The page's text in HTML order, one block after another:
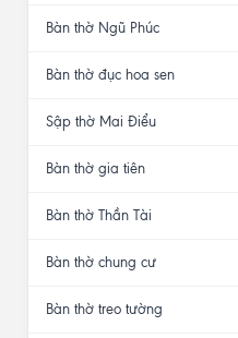
Bàn thờ Ngũ Phúc
Bàn thờ đục hoa sen
Sập thờ Mai Điểu
Bàn thờ gia tiên
Bàn thờ Thần Tài
Bàn thờ chung cư
Bàn thờ treo tường